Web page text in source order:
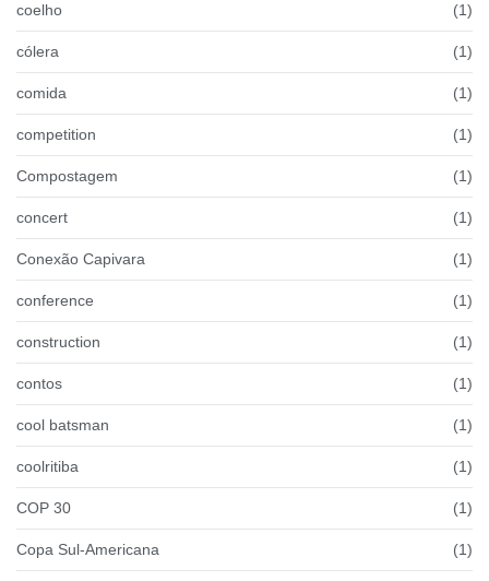
coelho (1)
cólera (1)
comida (1)
competition (1)
Compostagem (1)
concert (1)
Conexão Capivara (1)
conference (1)
construction (1)
contos (1)
cool batsman (1)
coolritiba (1)
COP 30 (1)
Copa Sul-Americana (1)